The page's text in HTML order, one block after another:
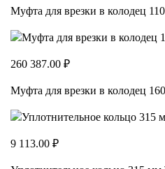
Муфта для врезки в колодец
260 387.00 ₽
Муфта для врезки в колодец
9 113.00 ₽